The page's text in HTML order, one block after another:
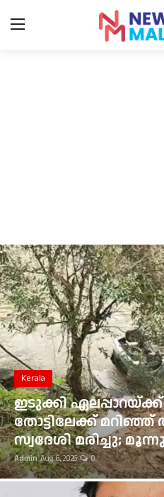
Entertainment
Sports
Food
Gulf News
Loksabha Election 2024
Technology
Health
Jobs Mall
Kerala
ഭൂമി തരംമാറ്റ
ഉത്തരവുകൾ
മൂവാറ്റുപുഴ
പിഴ
Admin Aug 6, 2026 0